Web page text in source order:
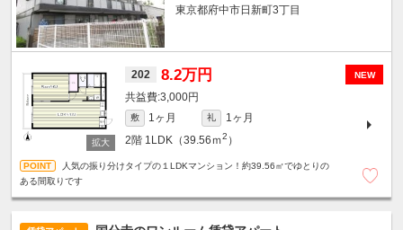
東京都府中市日新町3丁目
NEW
202 8.2万円
3,000円
敷 1ヶ月 礼
1ヶ月
2階 1LDK（39.56ｍ2 ）
人気の振り分けタイプの１LDKマンション！約39.56㎡でゆとりの
ある間取りです